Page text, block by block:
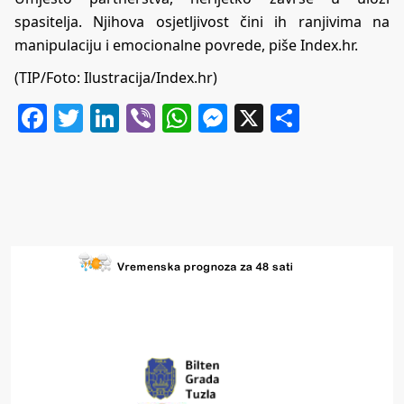
spasitelja. Njihova osjetljivost čini ih ranjivima na
manipulaciju i emocionalne povrede, piše Index.hr.
(TIP/Foto: Ilustracija/Index.hr)
Facebook
Twitter
LinkedIn
ViberWhatsApp
Messenger
X